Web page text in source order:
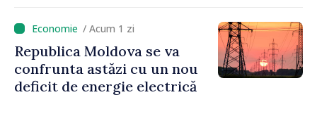
rurală în luna iulie
/ Acum 1 zi
Republica Moldova se va
confrunta astăzi cu un nou
deficit de energie electrică